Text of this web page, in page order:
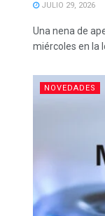
JULIO 29, 2026
Una nena de
miércoles en la
NOVEDADES